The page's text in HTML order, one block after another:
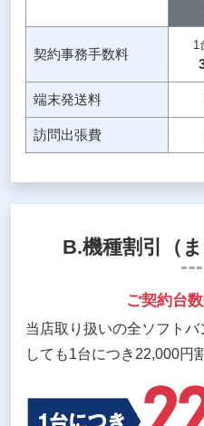
契約事務手数料
1
端末発送料
訪問出張費
B.機種割引（
ご契約台
当店取り扱いの全ソフト
しても1台につき22,000円